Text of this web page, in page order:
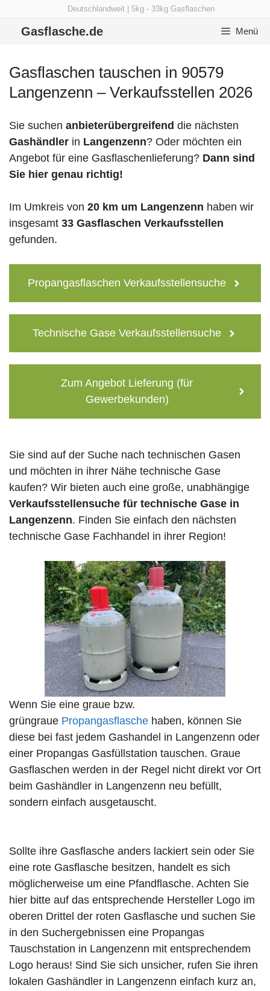
Deutschlandweit | 5kg - 33kg Gasflaschen
Gasflasche.de Menü
Gasflaschen tauschen in 90579
Langenzenn – Verkaufsstellen 2026
Sie suchen anbieterübergreifend die nächsten
Gashändler in Langenzenn? Oder möchten ein
Angebot für eine Gasflaschenlieferung? Dann sind
Sie hier genau richtig!
Im Umkreis von 20 km um Langenzenn haben wir
insgesamt 33 Gasflaschen Verkaufsstellen
gefunden.
Propangasflaschen Verkaufsstellensuche
Technische Gase Verkaufsstellensuche
Zum Angebot Lieferung (für
Gewerbekunden)
Sie sind auf der Suche nach technischen Gasen
und möchten in ihrer Nähe technische Gase
kaufen? Wir bieten auch eine große, unabhängige
Verkaufsstellensuche für technische Gase in
Langenzenn. Finden Sie einfach den nächsten
technische Gase Fachhandel in ihrer Region!
Wenn Sie eine graue bzw.
grüngraue Propangasflasche haben, können Sie
diese bei fast jedem Gashandel in Langenzenn oder
einer Propangas Gasfüllstation tauschen. Graue
Gasflaschen werden in der Regel nicht direkt vor Ort
beim Gashändler in Langenzenn neu befüllt,
sondern einfach ausgetauscht.
Sollte ihre Gasflasche anders lackiert sein oder Sie
eine rote Gasflasche besitzen, handelt es sich
möglicherweise um eine Pfandflasche. Achten Sie
hier bitte auf das entsprechende Hersteller Logo im
oberen Drittel der roten Gasflasche und suchen Sie
in den Suchergebnissen eine Propangas
Tauschstation in Langenzenn mit entsprechendem
Logo heraus! Sind Sie sich unsicher, rufen Sie ihren
lokalen Gashändler in Langenzenn einfach kurz an,